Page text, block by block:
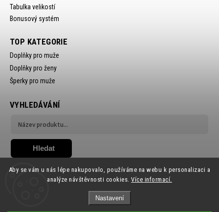
Aby se vám u nás lépe nakupovalo, používáme na webu k personalizaci a
analýze návštěvnosti cookies.Více informací.
Nastavení
Tabulka velikostí
Bonusový systém
TOP KATEGORIE
Doplňky pro muže
Doplňky pro ženy
Šperky pro muže
VYHLEDÁVÁNÍ
Hledat